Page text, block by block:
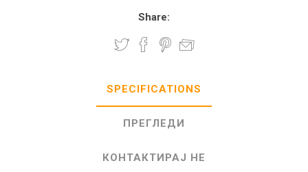
Share:
SPECIFICATIONS
ПРЕГЛЕДИ
КОНТАКТИРАЈ НЕ